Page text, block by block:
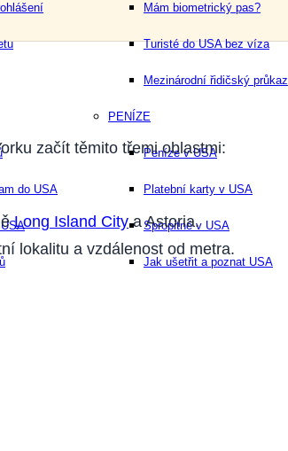
do USA
Mám biometrický pas?
Turisté do USA bez víza
Mezinárodní řidičský průkaz
PENÍZE
Peníze v USA
Platební karty v USA
Spropitné v USA
Jak ušetřit a poznat USA
začít těmito třemi oblastmi:
Long Island Citya Astoria.
lokalitu a vzdálenost od metra.